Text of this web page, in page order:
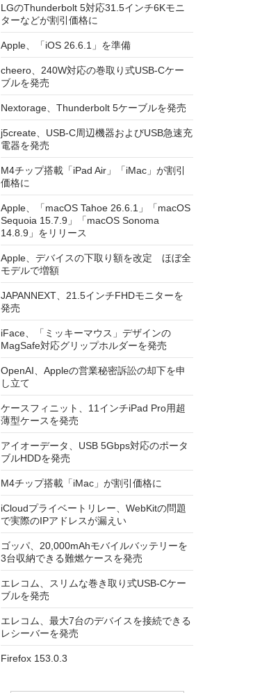
LGのThunderbolt 5対応31.5インチ6Kモニ
ターなどが割引価格に
Apple、「iOS 26.6.1」を準備
cheero、240W対応の巻取り式USB-Cケー
ブルを発売
Nextorage、Thunderbolt 5ケーブルを発売
j5create、USB-C周辺機器およびUSB急速充
電器を発売
M4チップ搭載「iPad Air」「iMac」が割引
価格に
Apple、「macOS Tahoe 26.6.1」「macOS
Sequoia 15.7.9」「macOS Sonoma
14.8.9」をリリース
Apple、デバイスの下取り額を改定 ほぼ全
モデルで増額
JAPANNEXT、21.5インチFHDモニターを
発売
iFace、「ミッキーマウス」デザインの
MagSafe対応グリップホルダーを発売
OpenAI、Appleの営業秘密訴訟の却下を申
し立て
ケースフィニット、11インチiPad Pro用超
薄型ケースを発売
アイオーデータ、USB 5Gbps対応のポータ
ブルHDDを発売
M4チップ搭載「iMac」が割引価格に
iCloudプライベートリレー、WebKitの問題
で実際のIPアドレスが漏えい
ゴッパ、20,000mAhモバイルバッテリーを
3台収納できる難燃ケースを発売
エレコム、スリムな巻き取り式USB-Cケー
ブルを発売
エレコム、最大7台のデバイスを接続できる
レシーバーを発売
Firefox 153.0.3